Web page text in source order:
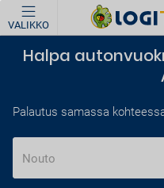
VALIKKO
Halpa
Palautus samassa
Nouto